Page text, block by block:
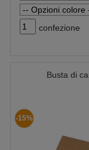
confezione
Busta di
-15%